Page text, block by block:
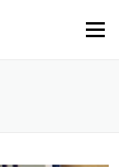
Menu